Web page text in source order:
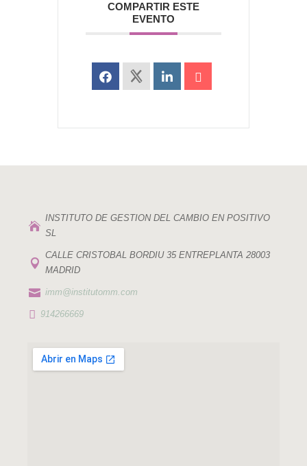
COMPARTIR ESTE
EVENTO

INSTITUTO DE GESTION DEL CAMBIO EN POSITIVO
SL

CALLE CRISTOBAL BORDIU 35 ENTREPLANTA 28003
MADRID
 imm@institutomm.com
 914266669